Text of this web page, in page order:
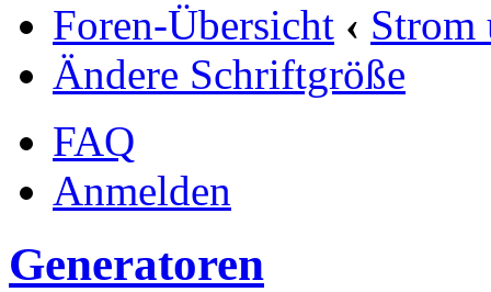
Foren-Übersicht ‹ Strom
Ändere Schriftgröße
FAQ
Anmelden
Generatoren